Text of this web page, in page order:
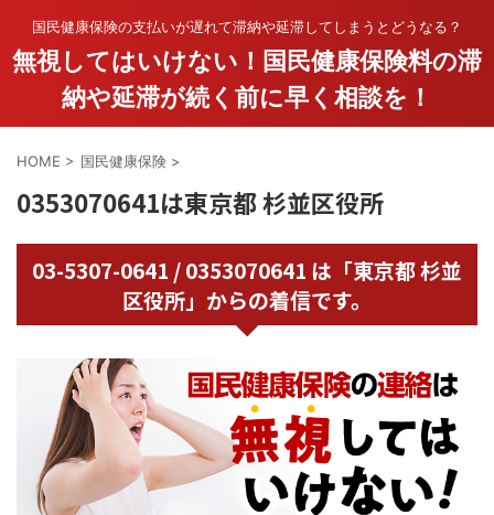
国民健康保険の支払いが遅れて滞納や延滞してしまうとどうなる？
無視してはいけない！国民健康保険料の滞
納や延滞が続く前に早く相談を！
HOME > 国民健康保険 >
0353070641は東京都 杉並区役所
03-5307-0641 / 0353070641 は「東京都 杉並
区役所」からの着信です。